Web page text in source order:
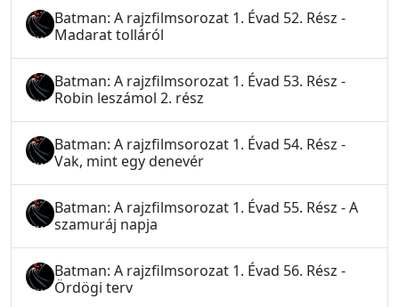
Batman: A rajzfilmsorozat 1. Évad 52. Rész -
Madarat tolláról
Batman: A rajzfilmsorozat 1. Évad 53. Rész -
Robin leszámol 2. rész
Batman: A rajzfilmsorozat 1. Évad 54. Rész -
Vak, mint egy denevér
Batman: A rajzfilmsorozat 1. Évad 55. Rész - A
szamuráj napja
Batman: A rajzfilmsorozat 1. Évad 56. Rész -
Ördögi terv